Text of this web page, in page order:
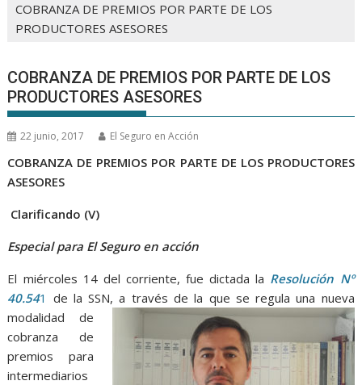
COBRANZA DE PREMIOS POR PARTE DE LOS
PRODUCTORES ASESORES
COBRANZA DE PREMIOS POR PARTE DE LOS
PRODUCTORES ASESORES
22 junio, 2017 El Seguro en Acción
COBRANZA DE PREMIOS POR PARTE DE LOS PRODUCTORES
ASESORES
Clarificando (V)
Especial para El Seguro en acción
El miércoles 14 del corriente, fue dictada la Resolución Nº
40.541 de la SSN, a través de la que se regula una nueva
modalidad de
cobranza de
premios para
intermediarios